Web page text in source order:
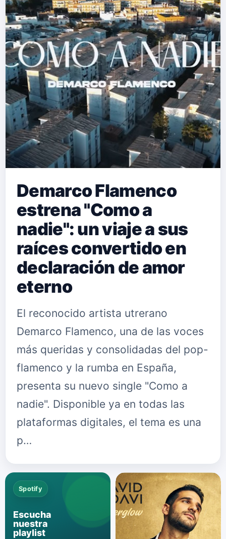
Demarco Flamenco
estrena "Como a
nadie": un viaje a sus
raíces convertido en
declaración de amor
eterno
El reconocido artista utrerano
Demarco Flamenco, una de las voces
más queridas y consolidadas del pop-
flamenco y la rumba en España,
presenta su nuevo single "Como a
nadie". Disponible ya en todas las
plataformas digitales, el tema es una
p…
Spotify
Escucha
nuestra
playlist